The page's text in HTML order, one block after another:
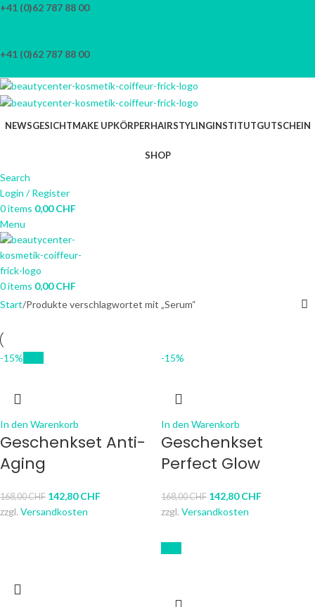
Skip to navigation
+41 (0)62 787 88 00
+41 (0)62 787 88 00
NEWSGESICHTMAKE UPKÖRPERHAIRSTYLINGINSTITUTGUTSCHEIN
SHOP
Search
Login / Register
0items 0,00CHF
Menu
0items 0,00CHF
Start Produkte verschlagwortet mit „Serum“
-15%
In den Warenkorb
Geschenkset Anti-
Aging
168,00CHF 142,80CHF
zzgl. Versandkosten
-15%
In den Warenkorb
Geschenkset
Perfect Glow
168,00CHF 142,80CHF
zzgl. Versandkosten